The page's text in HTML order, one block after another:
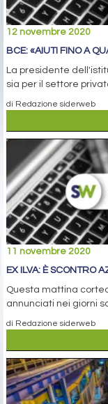
12 novembre 2020
BCE: «AIUTI FINO A
La presidente
sia per il settore
di Redazione siderweb
11 novembre 2020
EX ILVA: È SCONTRO
Questa mattina
annunciati nei giorni
di Redazione siderweb